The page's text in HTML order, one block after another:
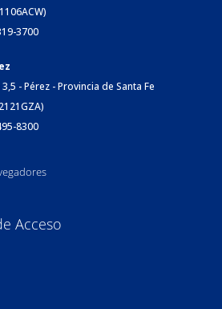
3700
- Pérez - Provincia de Santa Fe
8300
Acceso